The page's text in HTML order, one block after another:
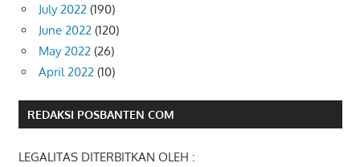
July 2022 (190)
June 2022 (120)
May 2022 (26)
April 2022 (10)
REDAKSI POSBANTEN COM
LEGALITAS DITERBITKAN OLEH :